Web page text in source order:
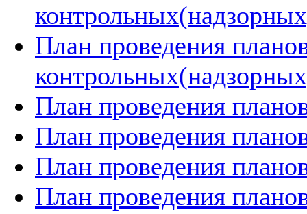
План проведения
План проведения
План проведения
План проведения
План проведения